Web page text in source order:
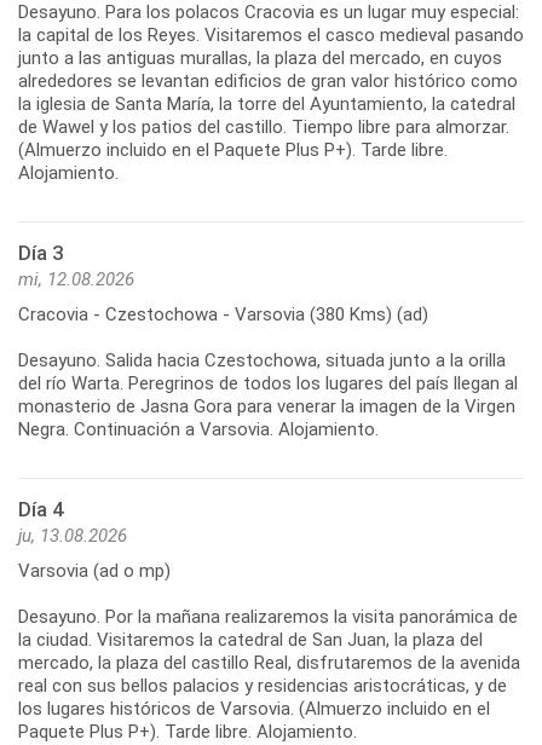
Desayuno. Para los polacos Cracovia es un lugar muy especial:
la capital de los Reyes. Visitaremos el casco medieval pasando
junto a las antiguas murallas, la plaza del mercado, en cuyos
alrededores se levantan edificios de gran valor histórico como
la iglesia de Santa María, la torre del Ayuntamiento, la catedral
de Wawel y los patios del castillo. Tiempo libre para almorzar.
(Almuerzo incluido en el Paquete Plus P+). Tarde libre.
Alojamiento.
Día 3
mi, 12.08.2026
Cracovia - Czestochowa - Varsovia (380 Kms) (ad)
Desayuno. Salida hacia Czestochowa, situada junto a la orilla
del río Warta. Peregrinos de todos los lugares del país llegan al
monasterio de Jasna Gora para venerar la imagen de la Virgen
Negra. Continuación a Varsovia. Alojamiento.
Día 4
ju, 13.08.2026
Varsovia (ad o mp)
Desayuno. Por la mañana realizaremos la visita panorámica de
la ciudad. Visitaremos la catedral de San Juan, la plaza del
mercado, la plaza del castillo Real, disfrutaremos de la avenida
real con sus bellos palacios y residencias aristocráticas, y de
los lugares históricos de Varsovia. (Almuerzo incluido en el
Paquete Plus P+). Tarde libre. Alojamiento.